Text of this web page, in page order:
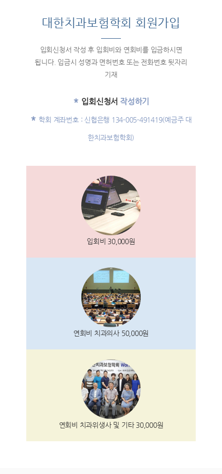
대한치과보험학회 회원가입
입회신청서 작성 후 입회비와 연회비를 입금하시면
됩니다. 입금시 성명과 면허번호 또는 전화번호 뒷자리
기재
입회신청서 작성하기
학회 계좌번호 : 신협은행 134-005-491419(예금주 대
한치과보험학회)
입회비 30,000원
연회비 치과의사 50,000원
연회비 치과위생사 및 기타 30,000원